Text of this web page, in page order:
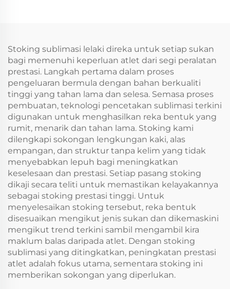
Stoking sublimasi lelaki direka untuk setiap sukan
bagi memenuhi keperluan atlet dari segi peralatan
prestasi. Langkah pertama dalam proses
pengeluaran bermula dengan bahan berkualiti
tinggi yang tahan lama dan selesa. Semasa proses
pembuatan, teknologi pencetakan sublimasi terkini
digunakan untuk menghasilkan reka bentuk yang
rumit, menarik dan tahan lama. Stoking kami
dilengkapi sokongan lengkungan kaki, alas
empangan, dan struktur tanpa kelim yang tidak
menyebabkan lepuh bagi meningkatkan
keselesaan dan prestasi. Setiap pasang stoking
dikaji secara teliti untuk memastikan kelayakannya
sebagai stoking prestasi tinggi. Untuk
menyelesaikan stoking tersebut, reka bentuk
disesuaikan mengikut jenis sukan dan dikemaskini
mengikut trend terkini sambil mengambil kira
maklum balas daripada atlet. Dengan stoking
sublimasi yang ditingkatkan, peningkatan prestasi
atlet adalah fokus utama, sementara stoking ini
memberikan sokongan yang diperlukan.